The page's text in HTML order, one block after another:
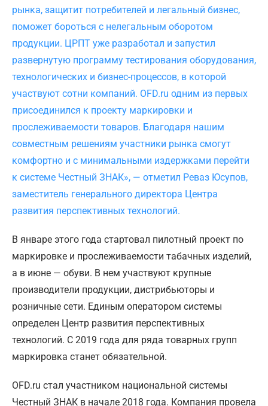
рынка, защитит потребителей и легальный бизнес,
поможет бороться с нелегальным оборотом
продукции. ЦРПТ уже разработал и запустил
развернутую программу тестирования оборудования,
технологических и бизнес-процессов, в которой
участвуют сотни компаний. OFD.ru одним из первых
присоединился к проекту маркировки и
прослеживаемости товаров. Благодаря нашим
совместным решениям участники рынка смогут
комфортно и с минимальными издержками перейти
к системе Честный ЗНАК», — отметил Реваз Юсупов,
заместитель генерального директора Центра
развития перспективных технологий.
В январе этого года стартовал пилотный проект по
маркировке и прослеживаемости табачных изделий,
а в июне — обуви. В нем участвуют крупные
производители продукции, дистрибьюторы и
розничные сети. Единым оператором системы
определен Центр развития перспективных
технологий. С 2019 года для ряда товарных групп
маркировка станет обязательной.
OFD.ru стал участником национальной системы
Честный ЗНАК в начале 2018 года. Компания провела